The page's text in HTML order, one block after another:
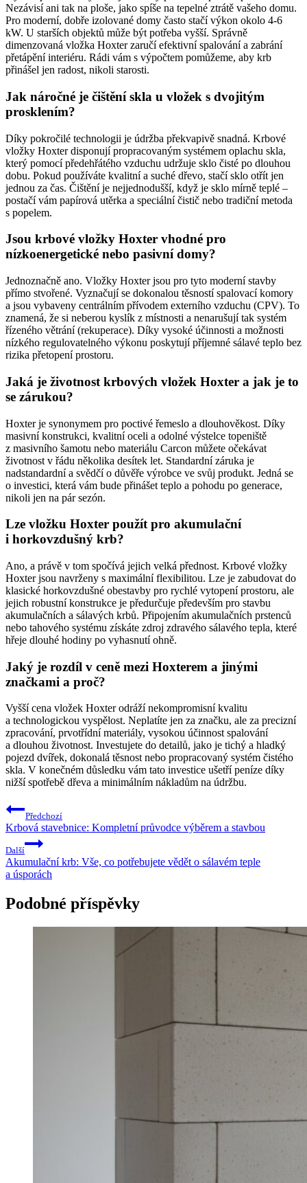
Nezávisí ani tak na ploše, jako spíše na tepelné ztrátě vašeho domu.
Pro moderní, dobře izolované domy často stačí výkon okolo 4-6
kW. U starších objektů může být potřeba vyšší. Správně
dimenzovaná vložka Hoxter zaručí efektivní spalování a zabrání
přetápění interiéru. Rádi vám s výpočtem pomůžeme, aby krb
přinášel jen radost, nikoli starosti.
Jak náročné je čištění skla u vložek s dvojitým
prosklením?
Díky pokročilé technologii je údržba překvapivě snadná. Krbové
vložky Hoxter disponují propracovaným systémem oplachu skla,
který pomocí předehřátého vzduchu udržuje sklo čisté po dlouhou
dobu. Pokud používáte kvalitní a suché dřevo, stačí sklo otřít jen
jednou za čas. Čištění je nejjednodušší, když je sklo mírně teplé –
postačí vám papírová utěrka a speciální čistič nebo tradiční metoda
s popelem.
Jsou krbové vložky Hoxter vhodné pro
nízkoenergetické nebo pasivní domy?
Jednoznačně ano. Vložky Hoxter jsou pro tyto moderní stavby
přímo stvořené. Vyznačují se dokonalou těsností spalovací komory
a jsou vybaveny centrálním přívodem externího vzduchu (CPV). To
znamená, že si neberou kyslík z místnosti a nenarušují tak systém
řízeného větrání (rekuperace). Díky vysoké účinnosti a možnosti
nízkého regulovatelného výkonu poskytují příjemné sálavé teplo bez
rizika přetopení prostoru.
Jaká je životnost krbových vložek Hoxter a jak je to
se zárukou?
Hoxter je synonymem pro poctivé řemeslo a dlouhověkost. Díky
masivní konstrukci, kvalitní oceli a odolné výstelce topeniště
z masivního šamotu nebo materiálu Carcon můžete očekávat
životnost v řádu několika desítek let. Standardní záruka je
nadstandardní a svědčí o důvěře výrobce ve svůj produkt. Jedná se
o investici, která vám bude přinášet teplo a pohodu po generace,
nikoli jen na pár sezón.
Lze vložku Hoxter použít pro akumulační
i horkovzdušný krb?
Ano, a právě v tom spočívá jejich velká přednost. Krbové vložky
Hoxter jsou navrženy s maximální flexibilitou. Lze je zabudovat do
klasické horkovzdušné obestavby pro rychlé vytopení prostoru, ale
jejich robustní konstrukce je předurčuje především pro stavbu
akumulačních a sálavých krbů. Připojením akumulačních prstenců
nebo tahového systému získáte zdroj zdravého sálavého tepla, které
hřeje dlouhé hodiny po vyhasnutí ohně.
Jaký je rozdíl v ceně mezi Hoxterem a jinými
značkami a proč?
Vyšší cena vložek Hoxter odráží nekompromisní kvalitu
a technologickou vyspělost. Neplatíte jen za značku, ale za precizní
zpracování, prvotřídní materiály, vysokou účinnost spalování
a dlouhou životnost. Investujete do detailů, jako je tichý a hladký
pojezd dvířek, dokonalá těsnost nebo propracovaný systém čistého
skla. V konečném důsledku vám tato investice ušetří peníze díky
nižší spotřebě dřeva a minimálním nákladům na údržbu.
Navigace
pro
příspěvek
Předchozí
Krbová stavebnice: Kompletní průvodce výběrem a stavbou
Další
Akumulační krb: Vše, co potřebujete vědět o sálavém teple
a úsporách
Podobné příspěvky